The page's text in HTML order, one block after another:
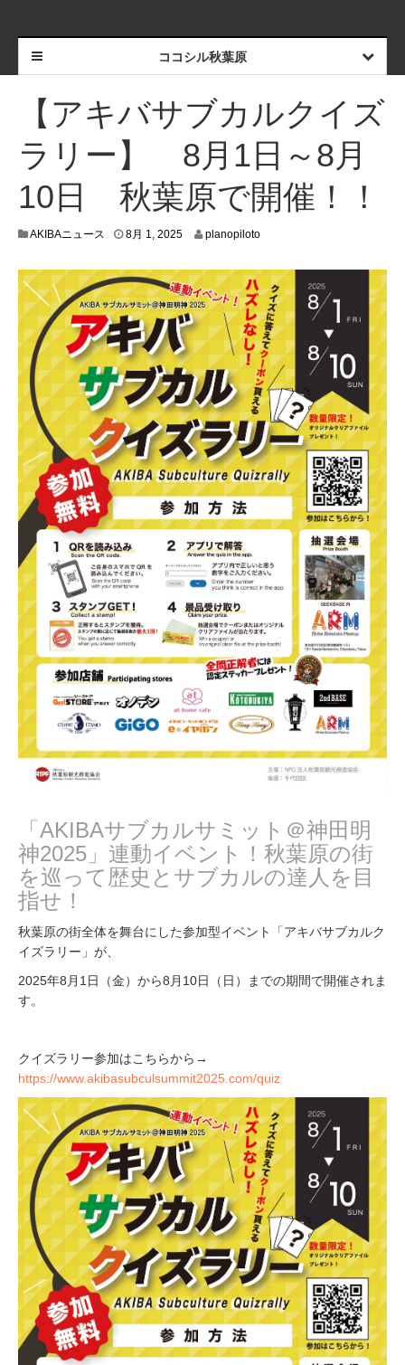
ココシル秋葉原
【アキバサブカルクイズ
ラリー】 8月1日～8月
10日 秋葉原で開催！！
AKIBAニュース 8月 1, 20257
0
,
2
0
2
5
planopiloto
「AKIBAサブカルサミット＠神田明
神2025」連動イベント！秋葉原の街
を巡って歴史とサブカルの達人を目
指せ！
秋葉原の街全体を舞台にした参加型イベント「アキバサブカルク
イズラリー」が、
2025年8月1日（金）から8月10日（日）までの期間で開催されま
す。
クイズラリー参加はこちらから→
https://www.akibasubculsummit2025.com/quiz